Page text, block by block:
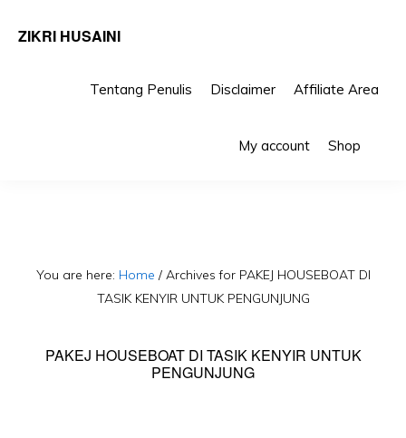
ZIKRI HUSAINI
Tentang Penulis Disclaimer Affiliate Area
My account Shop
You are here: Home /Archives for PAKEJ HOUSEBOAT DI
TASIK KENYIR UNTUK PENGUNJUNG
PAKEJ HOUSEBOAT DI TASIK KENYIR UNTUK
PENGUNJUNG